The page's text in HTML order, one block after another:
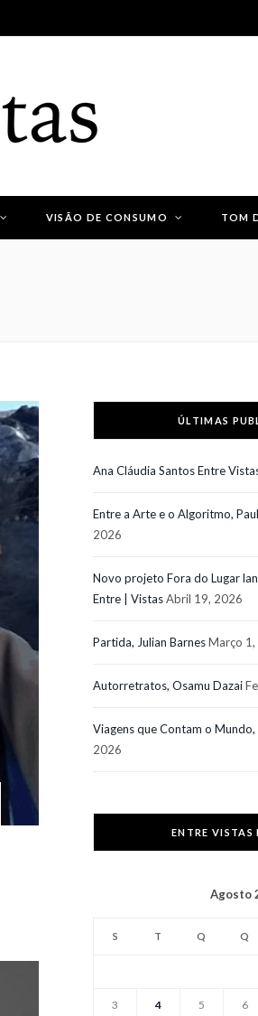
VISÃO DE CONSUMO TOM
ÚLTIMAS
Ana Cláudia Santos Entre
Entre a Arte e o Algoritmo,
2026
Novo projeto Fora do Lugar
Entre | VistasAbril 19, 2026
Partida, Julian BarnesMarço
Autorretratos, Osamu Dazai
Viagens que Contam o Mundo,
2026
ENTRE VISTAS
Agosto
S T Q Q
3 4 5 6